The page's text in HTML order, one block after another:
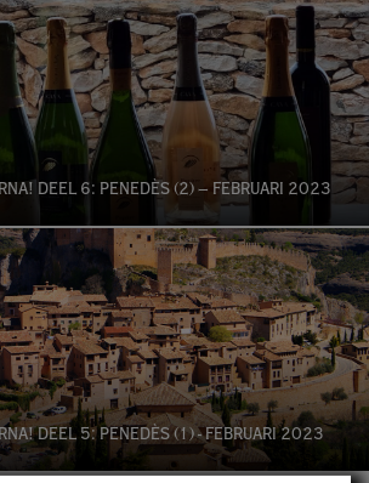
DEEL 6: PENEDÈS (2) – FEBRUARI 2023
DEEL 5: PENEDÈS (1) - FEBRUARI 2023